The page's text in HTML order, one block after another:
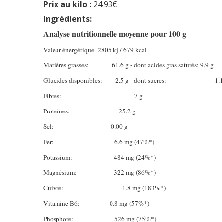
Prix au kilo : 24.93€
Ingrédients:
Analyse nutritionnelle moyenne pour 100 g
Valeur énergétique 2805 kj / 679 kcal
Matières grasses: 61.6 g - dont acides gras saturés: 9.9 g
Glucides disponibles: 2.5 g - dont sucres:
Fibres: 7 g
Protéines: 25.2 g
Sel:
0.00 g
Fer:
6.6 mg (47%*)
Potassium: 484 mg (24%*)
Magnésium: 322 mg (86%*)
Cuivre: 1.8 mg (183%*)
Vitamine B6:
0.8 mg (57%*)
Phosphore: 526 mg (75%*)